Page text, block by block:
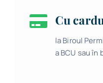
Cu
la Biroul
a BCU sau